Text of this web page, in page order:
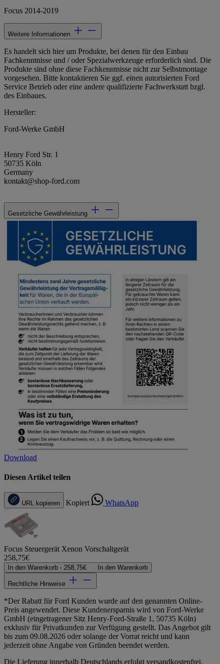
Focus 2014-2019
Weitere Informationen
Es handelt sich hier um Produkte, bei denen für den Einbau
Fachkenntnisse und / oder Spezialwerkzeuge erforderlich sind. Die
Produkte sind ohne diese Fachkenntnisse nicht zur Selbstmontage
vorgesehen. Bitte kontaktieren Sie ggf. einen autorisierten Ford
Service Betrieb oder eine andere qualifizierte Fachwerkstatt bzgl.
des Einbaues.
Hersteller:
Ford-Werke GmbH
Henry Ford Str. 1
50735 Köln
Germany
kontakt@shop-ford.com
Gesetzliche Gewährleistung
Download
Diesen Artikel teilen
URL kopieren Kopiert WhatsApp
Focus Steuergerät Xenon Vorschaltgerät
258,75€
In den Warenkorb - 258,75€ In den Warenkorb
Rechtliche Hinweise
*Der Rabatt für Ford Kunden wurde auf den genannten Online-
Preis angewendet. Diese Kundenersparnis wird von Ford-Werke
GmbH (eingetragener Sitz Henry-Ford-Straße 1, 50735 Köln)
exklusiv für Privatkunden zur Verfügung gestellt. Das Angebot gilt
bis zum 09.08.2026 oder solange der Vorrat reicht und kann
jederzeit ohne Angabe von Gründen beendet werden.
Die Lieferung innerhalb Deutschlands erfolgt versandkostenfrei,